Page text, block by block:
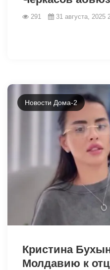
291 31 августа, 2025
Новости Дома-2
Кристина
Молдавию к